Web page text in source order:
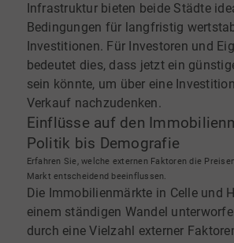
Infrastruktur bieten beide Städte
Bedingungen für langfristig
Investitionen. Für Investoren und
bedeutet dies, dass jetzt ein
sein könnte, um über eine
Verkauf nachzudenken.
Einflüsse auf den
Politik bis Demografie
Erfahren Sie, welche externen Faktoren die
Markt entscheidend beeinflussen.
Die Immobilienmärkte in Celle und
einem ständigen Wandel
durch eine Vielzahl externer